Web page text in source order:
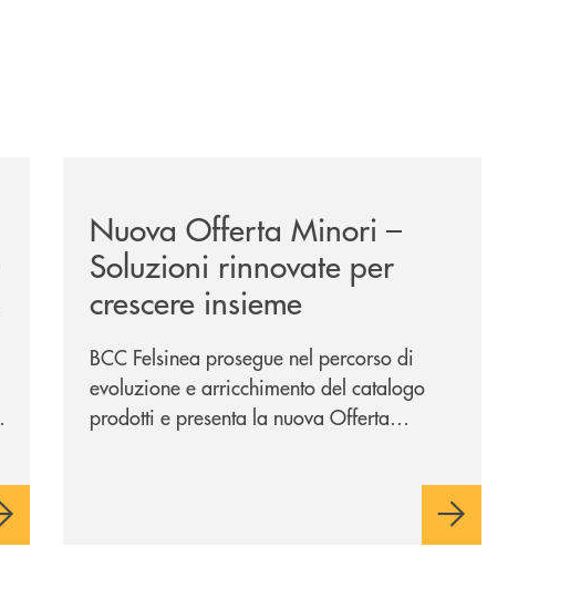
Nuova Offerta Minori –
Soluzioni rinnovate per
crescere insieme
BCC Felsinea prosegue nel percorso di
evoluzione e arricchimento del catalogo
prodotti e presenta la nuova Offerta